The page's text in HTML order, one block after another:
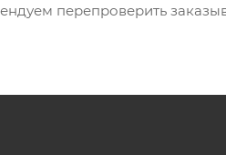
перепроверить